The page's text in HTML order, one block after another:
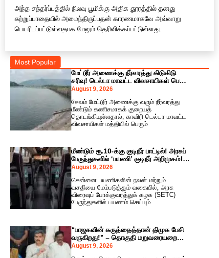
அந்த சந்தர்ப்பத்தில் நிலவு பூமிக்கு அதிக தூரத்தில் தனது
சுற்றுப்பாதையில் அமைந்திருப்பதன் காரணமாகவே அவ்வாறு
பெயரிடப்பட்டுள்ளதாக மேலும் தெரிவிக்கப்பட்டுள்ளது.
Most Popular
மேட்டூர் அணைக்கு நீர்வரத்து கிடுகிடு
சரிவு! டெல்டா மாவட்ட விவசாயிகள் பெரும்
கவலை!
August 9, 2026
சேலம் மேட்டூர் அணைக்கு வரும் நீர்வரத்து
மீண்டும் கணிசமாகக் குறையத்
தொடங்கியுள்ளதால், காவிரி டெல்டா மாவட்ட
விவசாயிகள் மத்தியில் பெரும்
மீண்டும் ரூ.10-க்கு குடிநீர் பாட்டில்! அரசுப்
பேருந்துகளில் ‘பயணி’ குடிநீர் அறிமுகம்! –
அமைச்சர் விஜய் தமிழன் பார்த்திபன்
August 9, 2026
சென்னை பயணிகளின் நலன் மற்றும்
வசதியை மேம்படுத்தும் வகையில், அரசு
விரைவுப் போக்குவரத்துக் கழக (SETC)
பேருந்துகளில் பயணம் செய்யும்
“பாஜகவின் கருத்தைத்தான் திமுக பேசி
வருகிறது!” – தொகுதி மறுவரையறை
கூட்டத்திற்குப் பின் துரை வைகோ அதிரடி
August 9, 2026